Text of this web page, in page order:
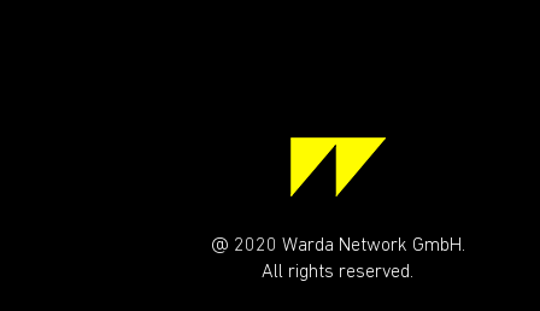
@ 2020 Warda Network GmbH.
All rights reserved.